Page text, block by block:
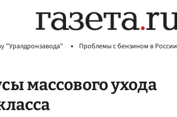
"Уралдронзавода" Проблемы с бензином в России
массового ухода